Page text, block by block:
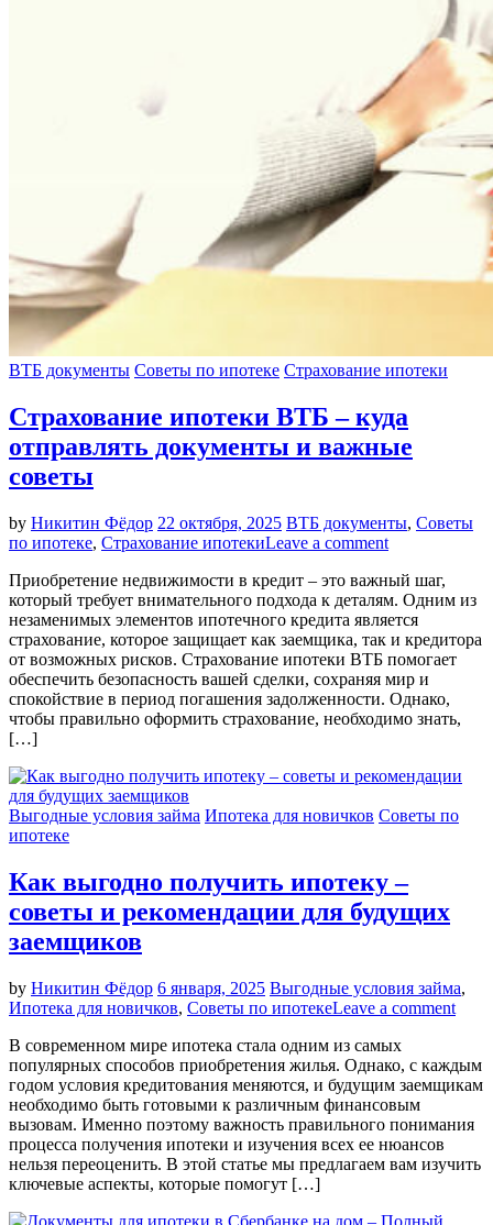
ВТБ документы Советы по ипотеке Страхование ипотеки
Страхование ипотеки ВТБ – куда
отправлять документы и важные
советы
by Никитин Фёдор 22 октября, 2025 ВТБ документы, Советы
по ипотеке, Страхование ипотекиLeave a comment
Приобретение недвижимости в кредит – это важный шаг,
который требует внимательного подхода к деталям. Одним из
незаменимых элементов ипотечного кредита является
страхование, которое защищает как заемщика, так и кредитора
от возможных рисков. Страхование ипотеки ВТБ помогает
обеспечить безопасность вашей сделки, сохраняя мир и
спокойствие в период погашения задолженности. Однако,
чтобы правильно оформить страхование, необходимо знать,
[…]
Выгодные условия займа Ипотека для новичков Советы по
ипотеке
Как выгодно получить ипотеку –
советы и рекомендации для будущих
заемщиков
by Никитин Фёдор 6 января, 2025 Выгодные условия займа,
Ипотека для новичков, Советы по ипотекеLeave a comment
В современном мире ипотека стала одним из самых
популярных способов приобретения жилья. Однако, с каждым
годом условия кредитования меняются, и будущим заемщикам
необходимо быть готовыми к различным финансовым
вызовам. Именно поэтому важность правильного понимания
процесса получения ипотеки и изучения всех ее нюансов
нельзя переоценить. В этой статье мы предлагаем вам изучить
ключевые аспекты, которые помогут […]